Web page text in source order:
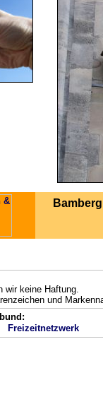
wir keine Haftung.
und
Freizeitnetzwerk